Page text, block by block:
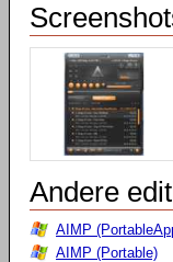
Andere
AIMP
AIMP (Portable)